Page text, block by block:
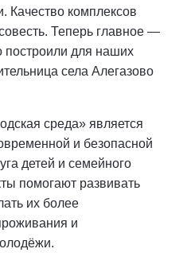
Качество комплексов
Теперь главное —
построили для наших
села Алегазово
среда» является
и безопасной
детей и семейного
помогают развивать
их более
и